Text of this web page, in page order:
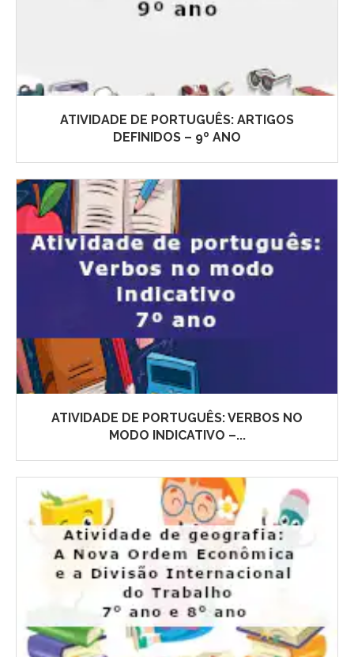
ATIVIDADE DE PORTUGUÊS: ARTIGOS
DEFINIDOS – 9º ANO
ATIVIDADE DE PORTUGUÊS: VERBOS NO
MODO INDICATIVO –...